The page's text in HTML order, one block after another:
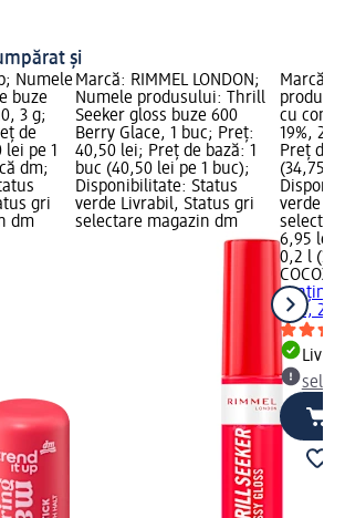
și
Numele
buze
3 g;
de
lei pe 1
dm;
gri
dm
Marcă: RIMMEL LONDON;
Numele produsului: Thrill
Seeker gloss buze 600
Berry Glace, 1 buc; Preț:
40,50 lei; Preț de bază: 1
buc (40,50 lei pe 1 buc);
Disponibilitate: Status
verde Livrabil, Status gri
selectare magazin dm
Marcă:
cu
19%,
Preț de
(34,75
verde
6,95 lei
0,2 l
conținut
19%,